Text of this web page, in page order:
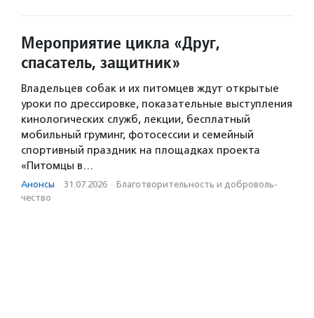
Мероприятие цикла «Друг,
спасатель, защитник»
Владельцев собак и их питомцев ждут открытые
уроки по дрессировке, показательные выступления
кинологических служб, лекции, бесплатный
мобильный груминг, фотосессии и семейный
спортивный праздник на площадках проекта
«Питомцы в…
Анонсы · 31.07.2026 · Благотвори­тель­ность и доброволь­
чест­во